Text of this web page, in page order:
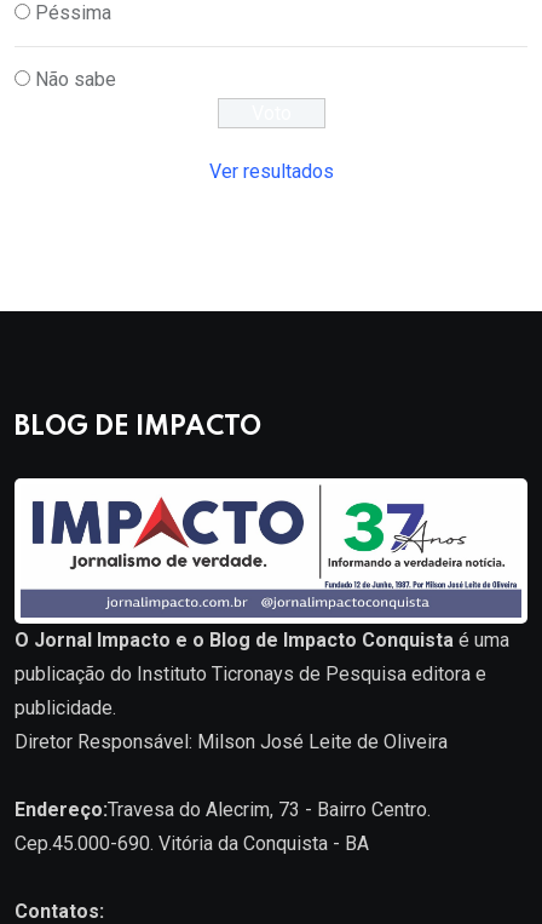
Péssima
Não sabe
Ver resultados
BLOG DE IMPACTO
O Jornal Impacto e o Blog de Impacto Conquista é uma
publicação do Instituto Ticronays de Pesquisa editora e
publicidade.
Diretor Responsável: Milson José Leite de Oliveira
Endereço:Travesa do Alecrim, 73 - Bairro Centro.
Cep.45.000-690. Vitória da Conquista - BA
Contatos: